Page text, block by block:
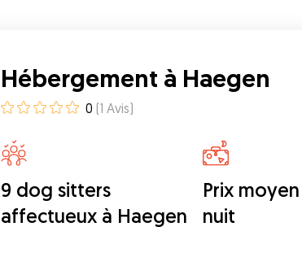
Hébergement à Haegen
0 (1 Avis)
9 dog sitters
affectueux à Haegen
Prix
nuit